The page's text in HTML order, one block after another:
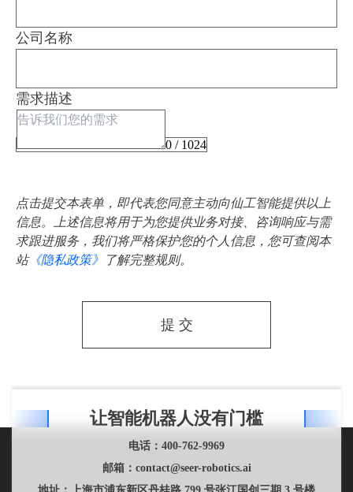
公司名称
需求描述
0 / 1024
点击提交本表单，即代表您同意主动向仙工智能提供以上
信息。上述信息将用于为您提供业务对接、咨询响应与需
求跟进服务，我们将严格保护您的个人信息，您可查阅本
站《隐私政策》 了解完整规则。
提 交
让智能机器人没有门槛
电话： 400-762-9969
邮箱： contact@seer-robotics.ai